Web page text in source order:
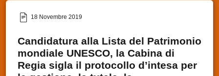
18 Novembre 2019
Candidatura alla Lista del Patrimonio
mondiale UNESCO, la Cabina di
Regia sigla il protocollo d’intesa per